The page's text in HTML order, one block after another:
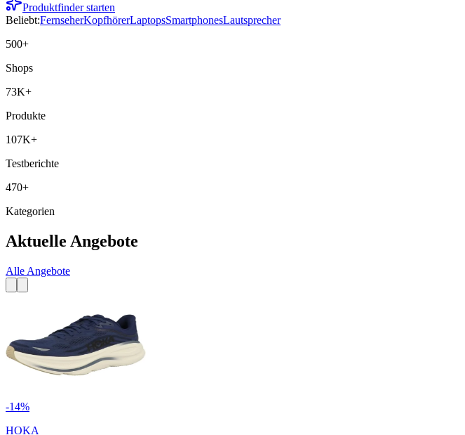
Produktfinder starten
Beliebt:FernseherKopfhörerLaptopsSmartphonesLautsprecher
500+
Shops
73K+
Produkte
107K+
Testberichte
470+
Kategorien
Aktuelle Angebote
Alle Angebote
-14%
HOKA